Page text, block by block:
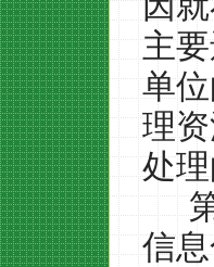
主
单
理
处
信